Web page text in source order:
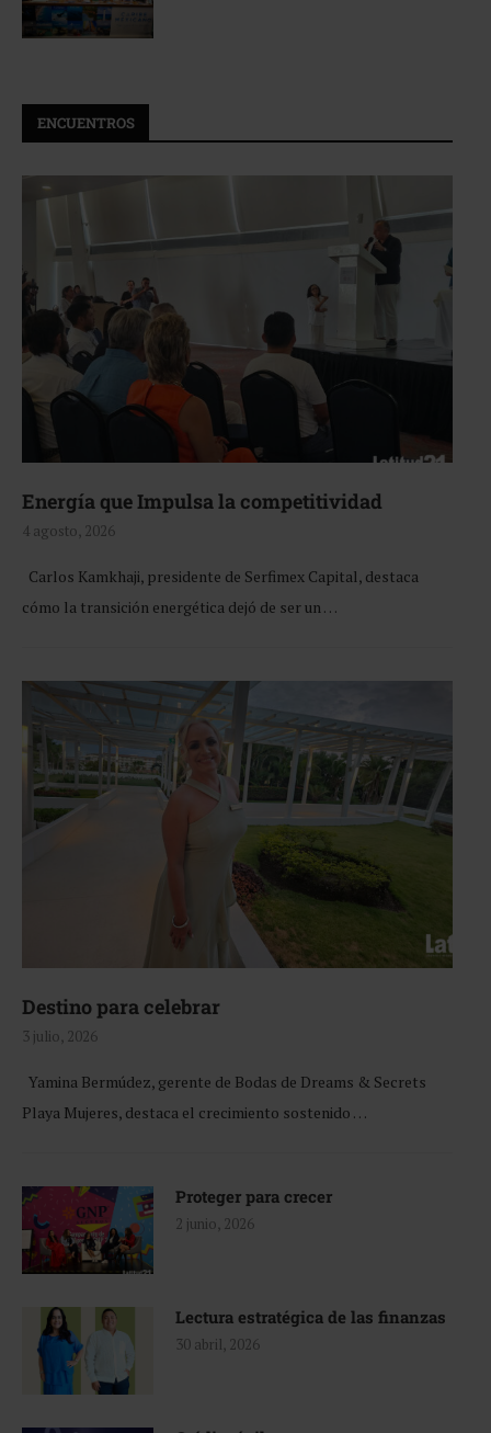
ENCUENTROS
Energía que Impulsa la competitividad
4 agosto, 2026
Carlos Kamkhaji, presidente de Serfimex Capital, destaca
cómo la transición energética dejó de ser un …
Destino para celebrar
3 julio, 2026
Yamina Bermúdez, gerente de Bodas de Dreams & Secrets
Playa Mujeres, destaca el crecimiento sostenido …
Proteger para crecer
2 junio, 2026
Lectura estratégica de las finanzas
30 abril, 2026